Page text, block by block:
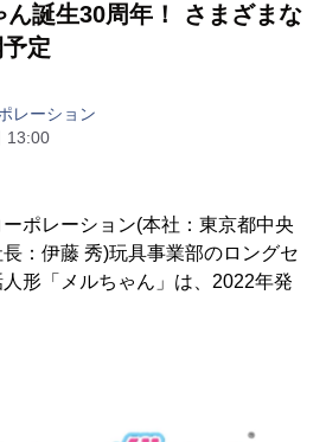
誕生30周年！ さまざまな
定
レーション
13:00
ポレーション(本社：東京都中央
：伊藤 秀)玩具事業部のロングセ
形「メルちゃん」は、2022年発